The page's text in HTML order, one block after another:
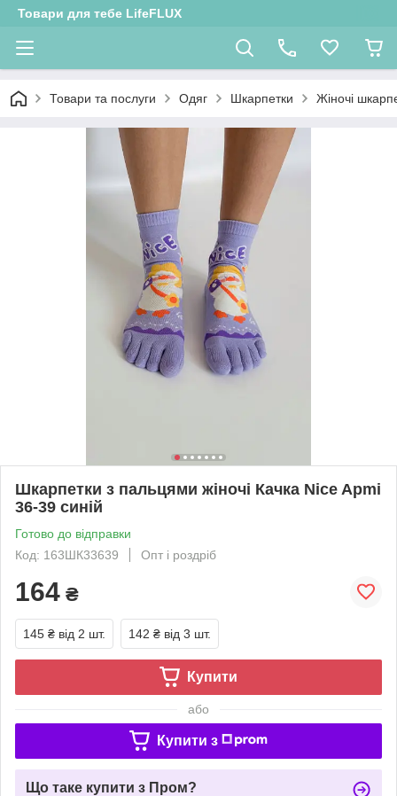
Товари для тебе LifeFLUX
Товари та послуги Одяг Шкарпетки Жіночі
Шкарпетки з пальцями жіночі Качка Nice Apmi
36-39 синій
Готово до відправки
Код: 163ШК33639
Опт і роздріб
164 ₴
145 ₴ від 2 шт. 142 ₴ від 3 шт.
Купити
або
Купити з
Що таке купити з Пром?